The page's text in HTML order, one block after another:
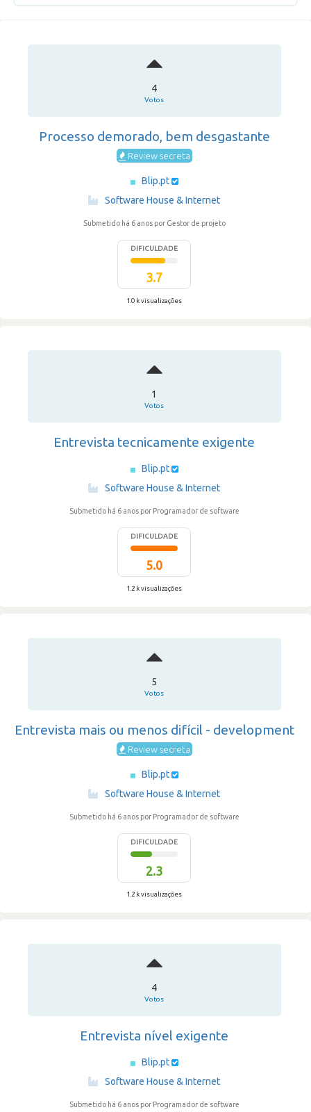
4
Votos
Processo demorado, bem desgastante
Review secreta
Blip.pt
Software House & Internet
Submetido há 6 anos por Gestor de projeto
DIFICULDADE
3.7
1.0 k visualizações
1
Votos
Entrevista tecnicamente exigente
Blip.pt
Software House & Internet
Submetido há 6 anos por Programador de software
DIFICULDADE
5.0
1.2 k visualizações
5
Votos
Entrevista mais ou menos difícil - development
Review secreta
Blip.pt
Software House & Internet
Submetido há 6 anos por Programador de software
DIFICULDADE
2.3
1.2 k visualizações
4
Votos
Entrevista nível exigente
Blip.pt
Software House & Internet
Submetido há 6 anos por Programador de software